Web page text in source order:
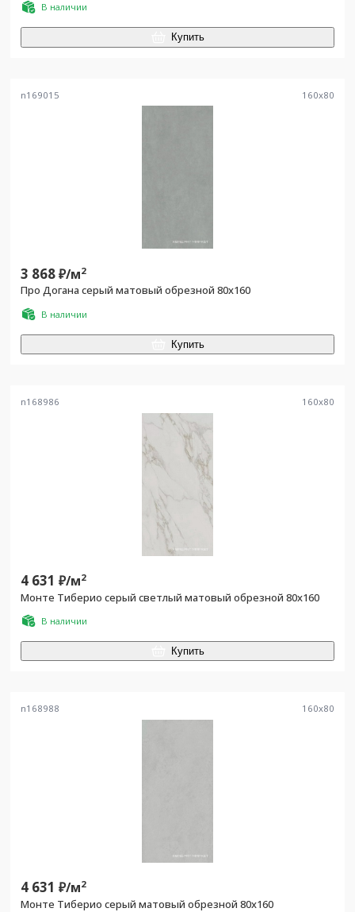
В наличии
Купить
n169015 160x80
3 868₽/м2
Про Догана серый матовый обрезной 80x160
В наличии
Купить
n168986 160x80
4 631 ₽/м2
Монте Тиберио серый светлый матовый обрезной 80x160
В наличии
Купить
n168988 160x80
4 631 ₽/м2
Монте Тиберио серый матовый обрезной 80x160